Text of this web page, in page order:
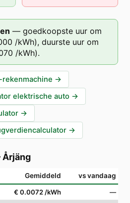
— goedkoopste uur om
/kWh), duurste uur om
/kWh).
→
elektrische auto →
→
→
Årjäng
Gemiddeld vs vandaag
€ 0.0072 /kWh
—